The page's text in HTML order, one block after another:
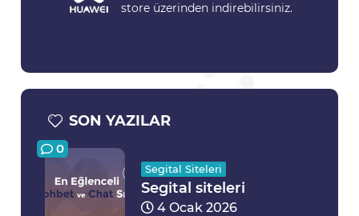
store üzerinden indirebilirsiniz.
SON YAZILAR
0
Segital Siteleri
Segital siteleri
4 Ocak 2026